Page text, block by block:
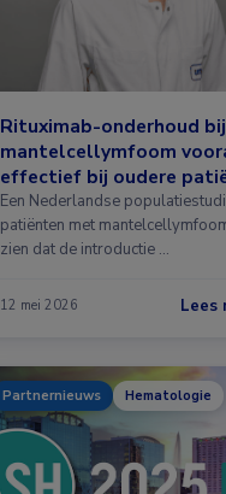
Rituximab-onderhoud bij
mantelcellymfoom
effectief bij oudere
Een Nederlandse
patiënten met
zien dat de introductie …
12 mei 2026 Lees
Partnernieuws Hematologie